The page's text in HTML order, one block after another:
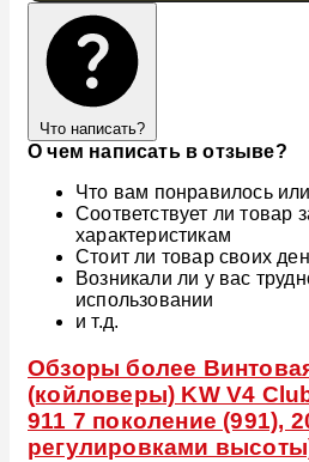
Что написать?
О чем написать в отзыве?
Что вам понравилось
Соответствует ли товар
характеристикам
Стоит ли товар своих
Возникали ли у вас
использовании
и т.д.
Обзоры более
(койловеры) KW V4
911 7 поколение (991),
регулировками